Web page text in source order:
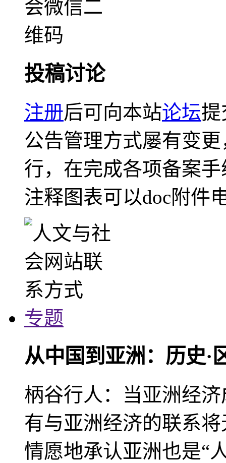
投稿讨论
注册后可向本站论坛提
公告管理方式屡有变
行，在完成各项备案
注释图表可以doc附件
专题
从中国到亚洲：历史·
柄谷行人：当亚洲经
有与亚洲经济的联系
情愿地承认亚洲也是“